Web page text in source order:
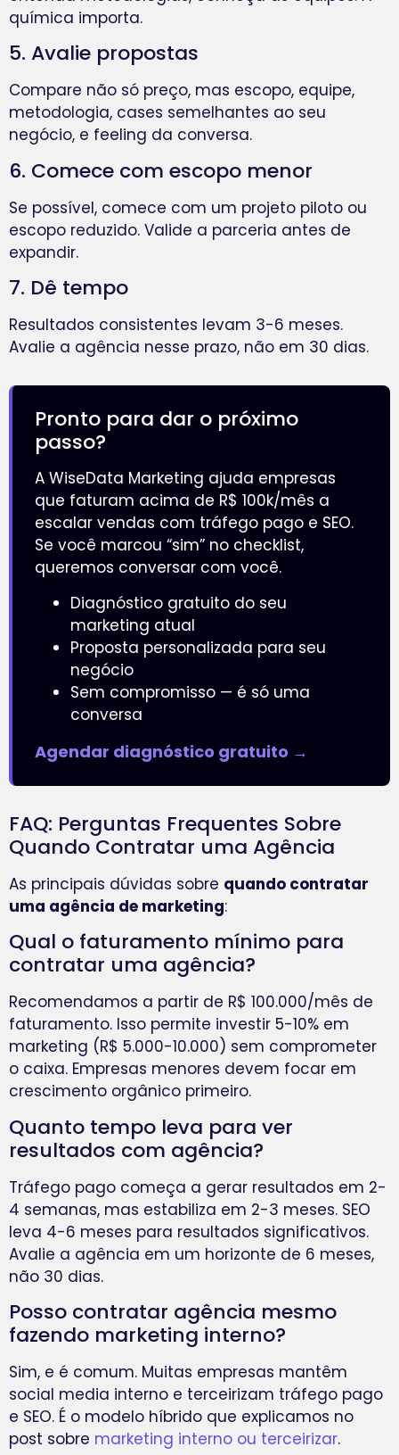
química importa.
5. Avalie propostas
Compare não só preço, mas escopo, equipe,
metodologia, cases semelhantes ao seu
negócio, e feeling da conversa.
6. Comece com escopo menor
Se possível, comece com um projeto piloto ou
escopo reduzido. Valide a parceria antes de
expandir.
7. Dê tempo
Resultados consistentes levam 3-6 meses.
Avalie a agência nesse prazo, não em 30 dias.
Pronto para dar o próximo
passo?
A WiseData Marketing ajuda empresas
que faturam acima de R$ 100k/mês a
escalar vendas com tráfego pago e SEO.
Se você marcou “sim” no checklist,
queremos conversar com você.
Diagnóstico gratuito do seu
marketing atual
Proposta personalizada para seu
negócio
Sem compromisso — é só uma
conversa
Agendar diagnóstico gratuito →
FAQ: Perguntas Frequentes Sobre
Quando Contratar uma Agência
As principais dúvidas sobre quando contratar
uma agência de marketing:
Qual o faturamento mínimo para
contratar uma agência?
Recomendamos a partir de R$ 100.000/mês de
faturamento. Isso permite investir 5-10% em
marketing (R$ 5.000-10.000) sem comprometer
o caixa. Empresas menores devem focar em
crescimento orgânico primeiro.
Quanto tempo leva para ver
resultados com agência?
Tráfego pago começa a gerar resultados em 2-
4 semanas, mas estabiliza em 2-3 meses. SEO
leva 4-6 meses para resultados significativos.
Avalie a agência em um horizonte de 6 meses,
não 30 dias.
Posso contratar agência mesmo
fazendo marketing interno?
Sim, e é comum. Muitas empresas mantêm
social media interno e terceirizam tráfego pago
e SEO. É o modelo híbrido que explicamos no
post sobre marketing interno ou terceirizar.